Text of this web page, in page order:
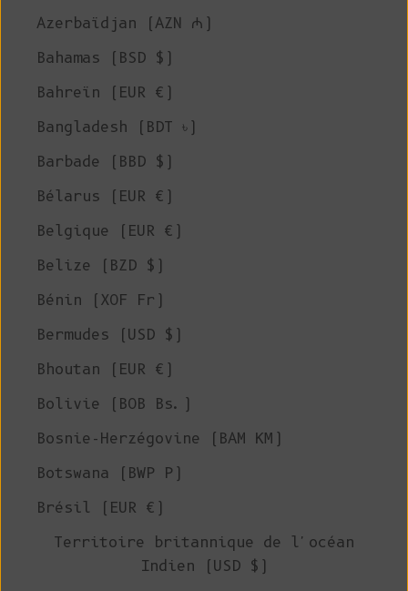
Azerbaïdjan (AZN ₼)
Bahamas (BSD $)
Bahreïn (EUR €)
Bangladesh (BDT ৳)
Barbade (BBD $)
Bélarus (EUR €)
Belgique (EUR €)
Belize (BZD $)
Bénin (XOF Fr)
Bermudes (USD $)
Bhoutan (EUR €)
Bolivie (BOB Bs.)
Bosnie-Herzégovine (BAM КМ)
Botswana (BWP P)
Brésil (EUR €)
Territoire britannique de l'océan
Indien (USD $)